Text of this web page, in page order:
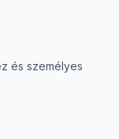
és személyes